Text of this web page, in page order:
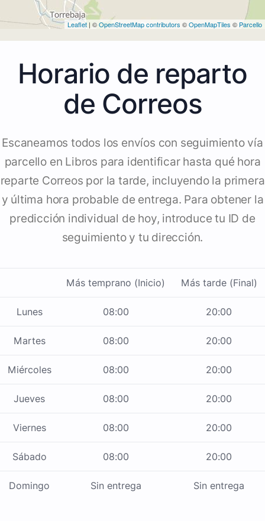
Leaflet | ©OpenStreetMap contributors ©OpenMapTiles © Parcello
Horario de reparto
de Correos
Escaneamos todos los envíos con seguimiento vía
parcello en Libros para identificar hasta qué hora
reparte Correos por la tarde, incluyendo la primera
y última hora probable de entrega. Para obtener la
predicción individual de hoy, introduce tu ID de
seguimiento y tu dirección.
Más temprano (Inicio) Más tarde (Final)
Lunes 08:00 20:00
Martes 08:00 20:00
Miércoles 08:00 20:00
Jueves 08:00 20:00
Viernes 08:00 20:00
Sábado 08:00 20:00
Domingo Sin entrega Sin entrega